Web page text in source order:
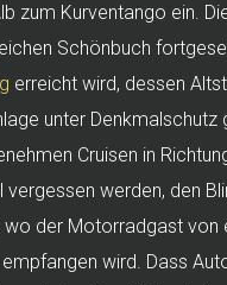
zum Kurventango ein.
Schönbuch
erreicht wird, dessen
unter Denkmalschutz
Cruisen in
vergessen werden, den
wo der Motorradgast von
wird. Dass